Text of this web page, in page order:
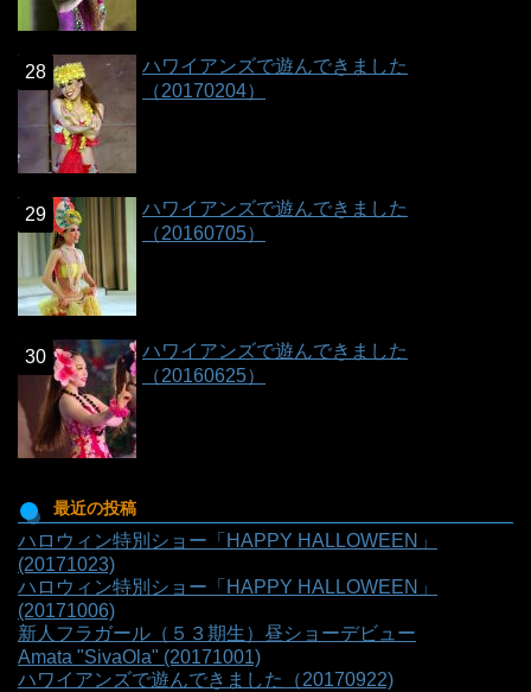
ハワイアンズで遊んできました
（20170204）
ハワイアンズで遊んできました
（20160705）
ハワイアンズで遊んできました
（20160625）
最近の投稿
ハロウィン特別ショー「HAPPY HALLOWEEN」
(20171023)
ハロウィン特別ショー「HAPPY HALLOWEEN」
(20171006)
新人フラガール（５３期生）昼ショーデビュー
Amata "SivaOla" (20171001)
ハワイアンズで遊んできました（20170922)